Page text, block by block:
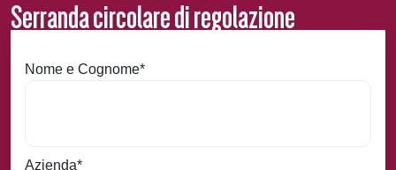
Serranda circolare di regolazione
Nome e Cognome*
Azienda*